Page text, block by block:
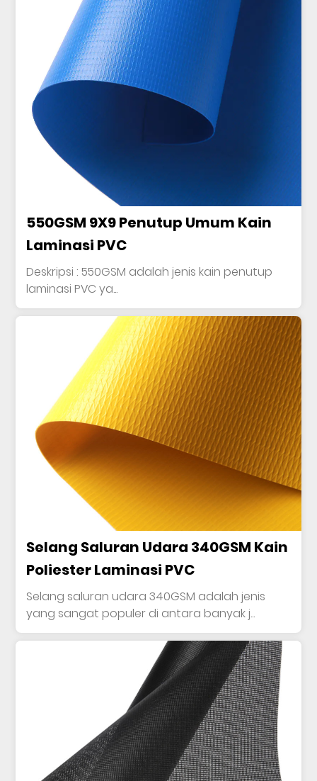
550GSM 9X9 Penutup Umum Kain
Laminasi PVC
Deskripsi : 550GSM adalah jenis kain penutup
laminasi PVC ya...
Selang Saluran Udara 340GSM Kain
Poliester Laminasi PVC
Selang saluran udara 340GSM adalah jenis
yang sangat populer di antara banyak j...